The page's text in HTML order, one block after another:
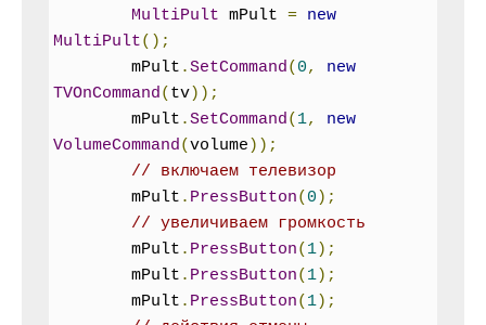
MultiPult mPult = new
MultiPult();
        mPult
.SetCommand( 0,
new
TVOnCommand( tv));
        mPult
.SetCommand( 1,
new
VolumeCommand(volume ));
// включаем телевизор
        mPult
. PressButton( 0 );
// увеличиваем громкость
        mPult
. PressButton( 1);
        mPult
. PressButton( 1);
        mPult
. PressButton( 1);